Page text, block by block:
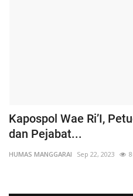
Kapospol Wae Ri’I,
dan Pejabat...
HUMAS MANGGARAI Sep 22, 2023